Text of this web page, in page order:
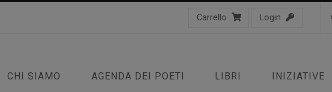
Carrello Login
CHI SIAMO AGENDA DEI POETI LIBRI INIZIATIVE